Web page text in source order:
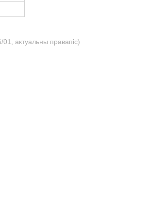
актуальны правапіс)